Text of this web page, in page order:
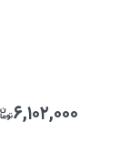
۶,۱۰۲,۰۰۰